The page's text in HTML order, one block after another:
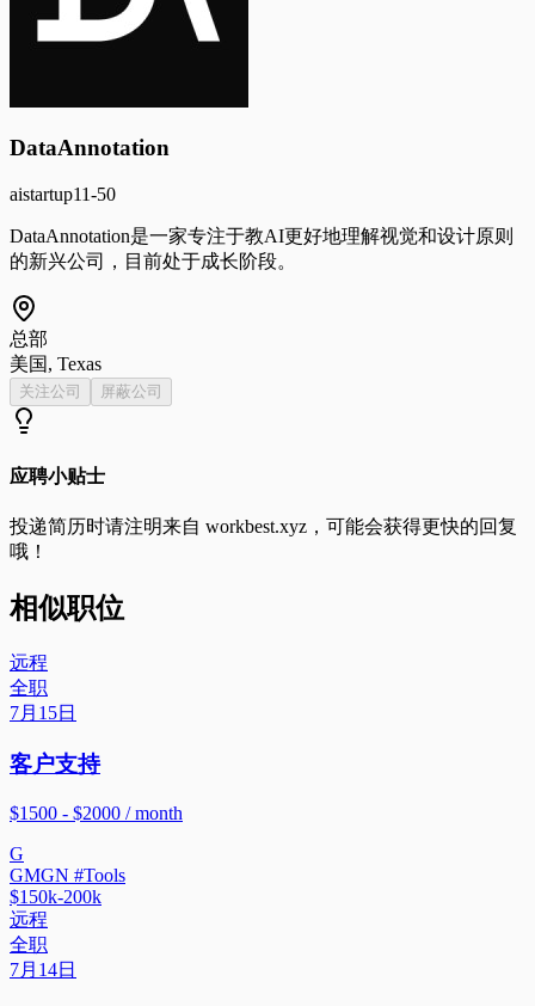
DataAnnotation
aistartup11-50
DataAnnotation是一家专注于教AI更好地理解视觉和设计原则
的新兴公司，目前处于成长阶段。
总部
美国, Texas
关注公司 屏蔽公司
应聘小贴士
投递简历时请注明来自 workbest.xyz ，可能会获得更快的回复
哦！
相似职位
远程
全职
7月15日
客户支持
$1500 - $2000 / month
G
GMGN #Tools
$150k-200k
远程
全职
7月14日